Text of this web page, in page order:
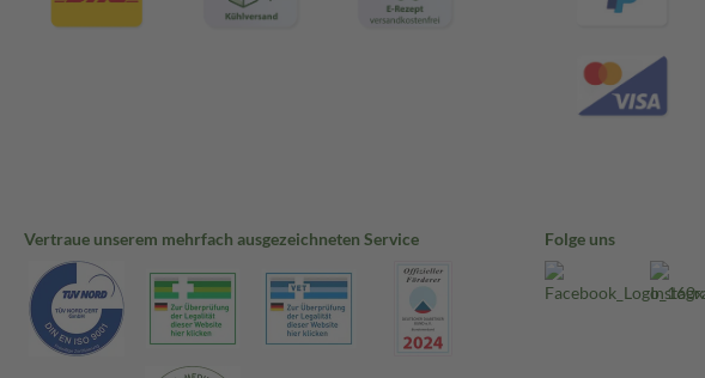
Vertraue unserem mehrfach ausgezeichneten Service Folge uns